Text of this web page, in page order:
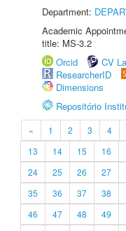
Department:
Academic
title: MS-3.2
Orcid
CV
ResearcherID
Dimensions
Repositório
« 1 2 3 4
13
14 15 16
24
25 26 27
35
36 37 38
46
47 48 49